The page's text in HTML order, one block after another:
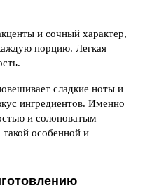
и сочный характер,
порцию. Легкая
сладкие ноты и
ингредиентов. Именно
и солоноватым
особенной и